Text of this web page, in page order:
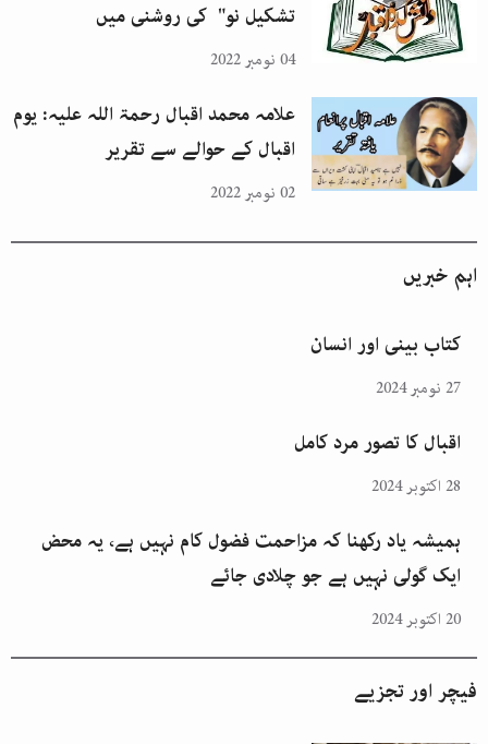
تشکیل نو" کی روشنی میں
04 نومبر 2022
علامہ محمد اقبال رحمۃ اللہ علیہ: یوم
اقبال کے حوالے سے تقریر
02 نومبر 2022
اہم خبریں
کتاب بینی اور انسان
27 نومبر 2024
اقبال کا تصور مرد کامل
28 اکتوبر 2024
ہمیشہ یاد رکھنا کہ مزاحمت فضول کام نہیں ہے، یہ محض
ایک گولی نہیں ہے جو چلادی جائے
20 اکتوبر 2024
فیچر اور تجزیے